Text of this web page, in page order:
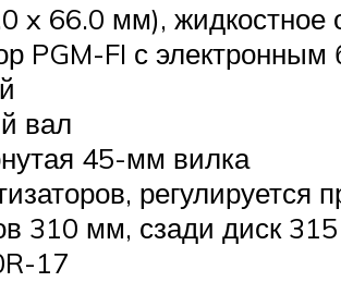
x 66.0 мм),
PGM-FI с
вал
45-мм вилка
регулируется
310 мм, сзади диск
17